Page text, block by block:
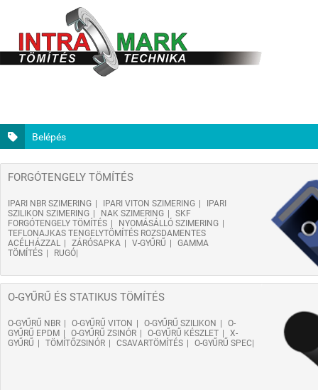
Belépés
FORGÓTENGELY TÖMÍTÉS
IPARI NBR SZIMERING IPARI VITON SZIMERING
IPARI
SZILIKON SZIMERING
NAK SZIMERING
SKF
FORGÓTENGELY TÖMÍTÉS
NYOMÁSÁLLÓ SZIMERING
TEFLONAJKAS TENGELYTÖMÍTÉS ROZSDAMENTES
ACÉLHÁZZAL
ZÁRÓSAPKA V-GYŰRŰ
GAMMA
TÖMÍTÉS
RUGÓ
O-GYŰRŰ ÉS STATIKUS TÖMÍTÉS
O-GYŰRŰ NBR O-GYŰRŰ VITON O-GYŰRŰ SZILIKON
O-
GYŰRŰ EPDM
O-GYŰRŰ ZSINÓR O-GYŰRŰ KÉSZLET
X-
GYŰRŰ
TÖMÍTŐZSINÓR CSAVARTÖMÍTÉS O-GYŰRŰ SPEC